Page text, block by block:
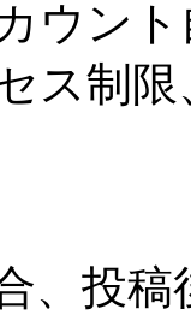
ウント
ス制限
、投稿